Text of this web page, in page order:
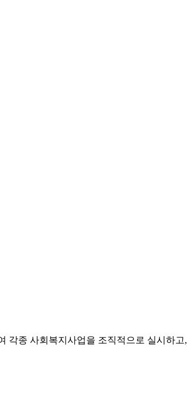
각종 사회복지사업을 조직적으로 실시하고,